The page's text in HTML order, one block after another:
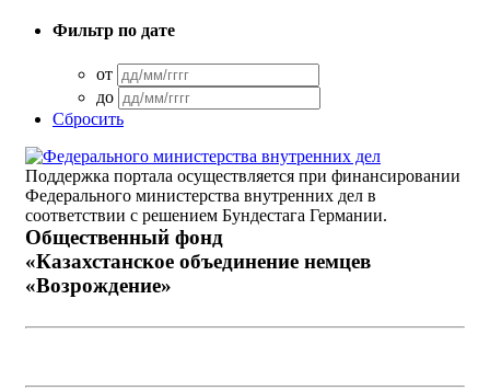
Фильтр по дате
от
до
Сбросить
Поддержка портала осуществляется при финансировании
Федерального министерства внутренних дел в
соответствии с решением Бундестага Германии.
Общественный фонд
«Казахстанское объединение немцев
«Возрождение»